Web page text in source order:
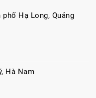
phố Hạ Long, Quảng
Hà Nam